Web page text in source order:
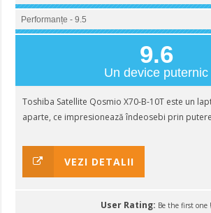
Performanțe - 9.5
9.6
Un device puternic
Toshiba Satellite Qosmio X70-B-10T este un
aparte, ce impresionează îndeosebi prin
VEZI DETALII
User Rating: Be the first one !